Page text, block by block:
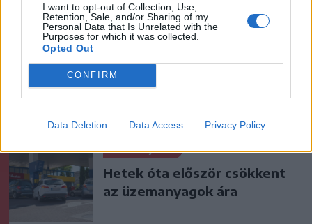
I want to opt-out of Collection, Use,
Retention, Sale, and/or Sharing of my
Personal Data that Is Unrelated with the
Purposes for which it was collected.
Opted Out
CONFIRM
Data Deletion Data Access Privacy Policy
szóljon hozzá!
Ezek is érdekelhetik
Székelyhon
Hetek óta először csökkent
az üzemanyagok ára